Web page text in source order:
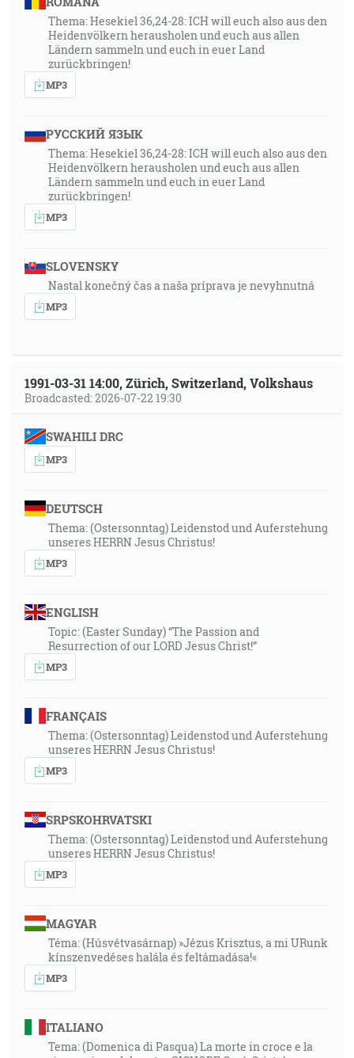
Thema: Hesekiel 36,24-28: ICH will euch also aus den
Heidenvölkern herausholen und euch aus allen
Ländern sammeln und euch in euer Land
zurückbringen!
MP3
РУССКИЙ ЯЗЫК
Thema: Hesekiel 36,24-28: ICH will euch also aus den
Heidenvölkern herausholen und euch aus allen
Ländern sammeln und euch in euer Land
zurückbringen!
MP3
SLOVENSKY
Nastal konečný čas a naša príprava je nevyhnutná
MP3
1991-03-31 14:00, Zürich, Switzerland, Volkshaus
Broadcasted: 2026-07-22 19:30
SWAHILI DRC
MP3
DEUTSCH
Thema: (Ostersonntag) Leidenstod und Auferstehung
unseres HERRN Jesus Christus!
MP3
ENGLISH
Topic: (Easter Sunday) “The Passion and
Resurrection of our LORD Jesus Christ!”
MP3
FRANÇAIS
Thema: (Ostersonntag) Leidenstod und Auferstehung
unseres HERRN Jesus Christus!
MP3
SRPSKOHRVATSKI
Thema: (Ostersonntag) Leidenstod und Auferstehung
unseres HERRN Jesus Christus!
MP3
MAGYAR
Téma: (Húsvétvasárnap) »Jézus Krisztus, a mi URunk
kínszenvedéses halála és feltámadása!«
MP3
ITALIANO
Tema: (Domenica di Pasqua) La morte in croce e la